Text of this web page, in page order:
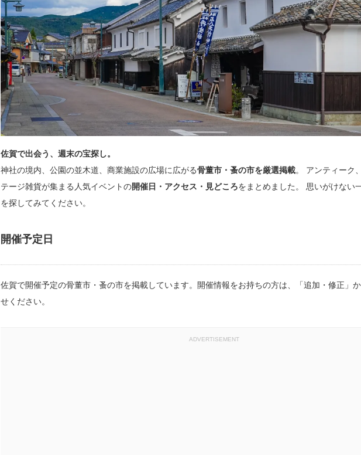
佐賀で出会う、週末の宝探し。
神社の境内、公園の並木道、商業施設の広場に広がる骨董市・蚤の市を厳選掲載。 アンティーク
テージ雑貨が集まる人気イベントの開催日・アクセス・見どころをまとめました。 思いがけない
を探してみてください。
開催予定日
佐賀で開催予定の骨董市・蚤の市を掲載しています。開催情報をお持ちの方は、「追加・修正」
せください。
ADVERTISEMENT